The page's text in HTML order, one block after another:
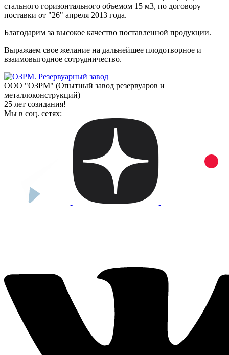
стального горизонтального объемом 15 м3, по договору
поставки от "26" апреля 2013 года.
Благодарим за высокое качество поставленной продукции.
Выражаем свое желание на дальнейшее плодотворное и
взаимовыгодное сотрудничество.
ООО "ОЗРМ" (Опытный завод резервуаров и
металлоконструкций)
25 лет созидания!
Мы в соц. сетях: